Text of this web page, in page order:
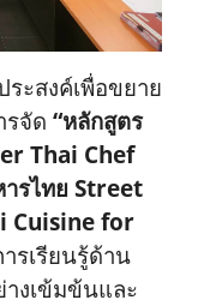
ะสงค์เพื่อขยาย
รจัด “หลักสูตร
Thai Chef
รไทย Street
Cuisine for
รเรียนรู้ด้าน
งเข้มข้นและ